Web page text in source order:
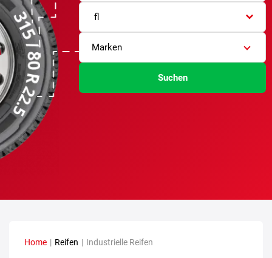
fl
Marken
Suchen
Home | Reifen | Industrielle Reifen